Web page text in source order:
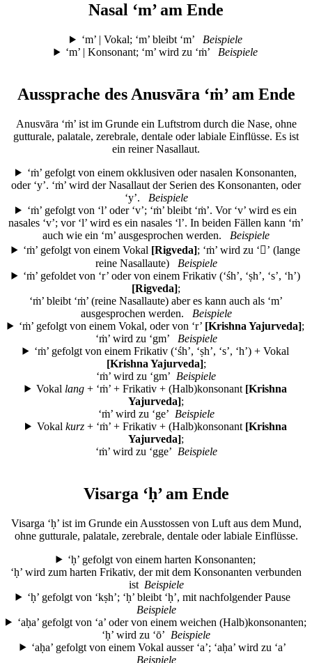
Nasal ‘m’ am Ende
‘m’ | Vokal; ‘m’ bleibt ‘m’
Beispiele
‘m’ | Konsonant; ‘m’ wird zu ‘ṁ’
Beispiele
Aussprache des Anusvāra ‘ṁ’ am Ende
Anusvāra ‘ṁ’ ist im Grunde ein Luftstrom durch die Nase, ohne
gutturale, palatale, zerebrale, dentale oder labiale Einflüsse. Es ist
ein reiner Nasallaut.
‘ṁ’ gefolgt von einem okklusiven oder nasalen Konsonanten,
oder ‘y’. ‘ṁ’ wird der Nasallaut der Serien des Konsonanten, oder
‘y’.
Beispiele
‘ṁ’ gefolgt von ‘l’ oder ‘v’; ‘ṁ’ bleibt ‘ṁ’. Vor ‘v’ wird es ein
nasales ‘v’; vor ‘l’ wird es ein nasales ‘l’. In beiden Fällen kann ‘ṁ’
auch wie ein ‘m’ ausgesprochen werden.
Beispiele
‘ṁ’ gefolgt von einem Vokal [Rigveda]; ‘ṁ’ wird zu ‘’ (lange
reine Nasallaute)
Beispiele
‘ṁ’ gefoldet von ‘r’ oder von einem Frikativ (‘śh’, ‘ṣh’, ‘s’, ‘h’)
[Rigveda];
‘ṁ’ bleibt ‘ṁ’ (reine Nasallaute) aber es kann auch als ‘m’
ausgesprochen werden.
Beispiele
‘ṁ’ gefolgt von einem Vokal, oder von ‘r’ [Krishna Yajurveda];
‘ṁ’ wird zu ‘gm’
Beispiele
‘ṁ’ gefolgt von einem Frikativ (‘śh’, ‘ṣh’, ‘s’, ‘h’) + Vokal
[Krishna Yajurveda];
‘ṁ’ wird zu ‘gm’ Beispiele
Vokal lang + ‘ṁ’ + Frikativ + (Halb)konsonant [Krishna
Yajurveda];
‘ṁ’ wird zu ‘ge’ Beispiele
Vokal kurz+ ‘ṁ’ + Frikativ + (Halb)konsonant [Krishna
Yajurveda];
‘ṁ’ wird zu ‘gge’ Beispiele
Visarga ‘ḥ’ am Ende
Visarga ‘ḥ’ ist im Grunde ein Ausstossen von Luft aus dem Mund,
ohne gutturale, palatale, zerebrale, dentale oder labiale Einflüsse.
‘ḥ’ gefolgt von einem harten Konsonanten;
‘ḥ’ wird zum harten Frikativ, der mit dem Konsonanten verbunden
ist Beispiele
‘ḥ’ gefolgt von ‘kṣh’; ‘ḥ’ bleibt ‘ḥ’, mit nachfolgender Pause
Beispiele
‘aḥa’ gefolgt von ‘a’ oder von einem weichen (Halb)konsonanten;
‘ḥ’ wird zu ‘ō’ Beispiele
‘aḥa’ gefolgt von einem Vokal ausser ‘a’; ‘aḥa’ wird zu ‘a’
Beispiele